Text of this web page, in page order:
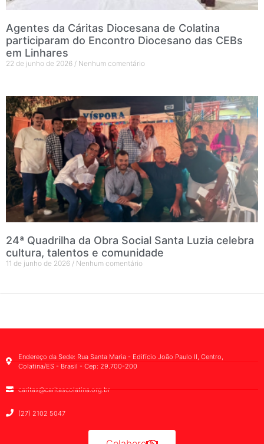
Agentes da Cáritas Diocesana de Colatina
participaram do Encontro Diocesano das CEBs
em Linhares
22 de junho de 2026 Nenhum comentário
24ª Quadrilha da Obra Social Santa Luzia celebra
cultura, talentos e comunidade
11 de junho de 2026 Nenhum comentário
Endereço da Sede: Rua Santa Maria - Edifício João Paulo II, Centro,
Colatina/ES - Brasil - Cep: 29.700-200
caritas@caritascolatina.org.br
(27) 2102 5047